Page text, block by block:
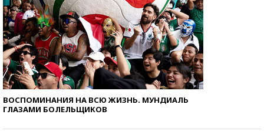
ВОСПОМИНАНИЯ НА ВСЮ ЖИЗНЬ. МУНДИАЛЬ
ГЛАЗАМИ БОЛЕЛЬЩИКОВ